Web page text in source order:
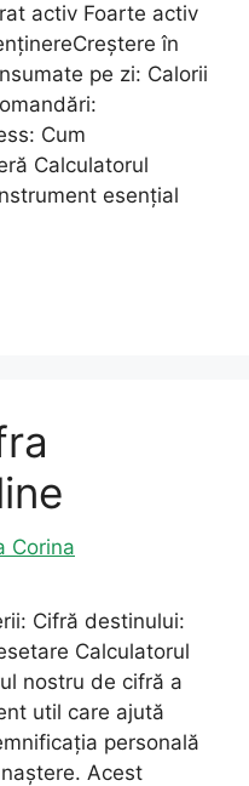
activ Foarte activ
în
pe zi: Calorii
Cum
Calculatorul
esențial
Corina
Cifră destinului:
Calculatorul
nostru de cifră a
util care ajută
personală
Acest